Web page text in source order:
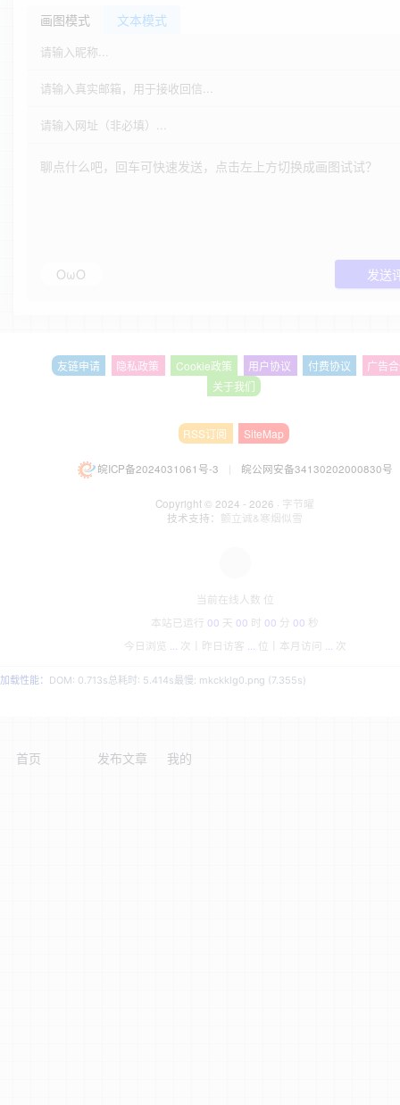
画图模式 文本模式
OωO 发送
友链申请 隐私政策 Cookie政策 用户协议 付费协议
广告
关于我们
RSS订阅 SiteMap
皖ICP备2024031061号-3 | 皖公网安备34130202000830号
Copyright © 2024 - 2026 · 字节曜
技术支持： 颤立诚&寒烟似雪
当前在线人数 位
本站已运行 00 天 00 时 00 分 00 秒
今日浏览 ... 次丨 昨日访客 ... 位丨 本月访问 ... 次
加载性能： DOM: 0.713s总耗时: 5.414s最慢: mkckklg0.png (7.355s)
首页 发布文章 我的